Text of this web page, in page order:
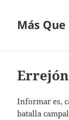
Más
Informar es,
batalla